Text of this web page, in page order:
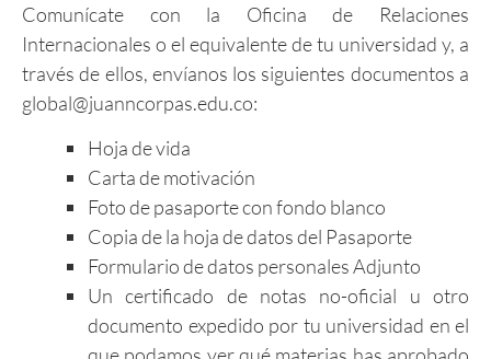
Comunícate con la Oficina de Relaciones
Internacionales o el equivalente de tu universidad y, a
través de ellos, envíanos los siguientes documentos a
global@juanncorpas.edu.co:
Hoja de vida
Carta de motivación
Foto de pasaporte con fondo blanco
Copia de la hoja de datos del Pasaporte
Formulario de datos personales Adjunto
Un certificado de notas no-oficial u otro
documento expedido por tu universidad en el